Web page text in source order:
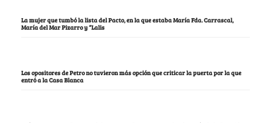
La mujer que tumbó la lista del Pacto, en la que estaba María Fda. Carrascal,
María del Mar Pizarro y “Lalis
Los opositores de Petro no tuvieron más opción que criticar la puerta por la que
entró a la Casa Blanca